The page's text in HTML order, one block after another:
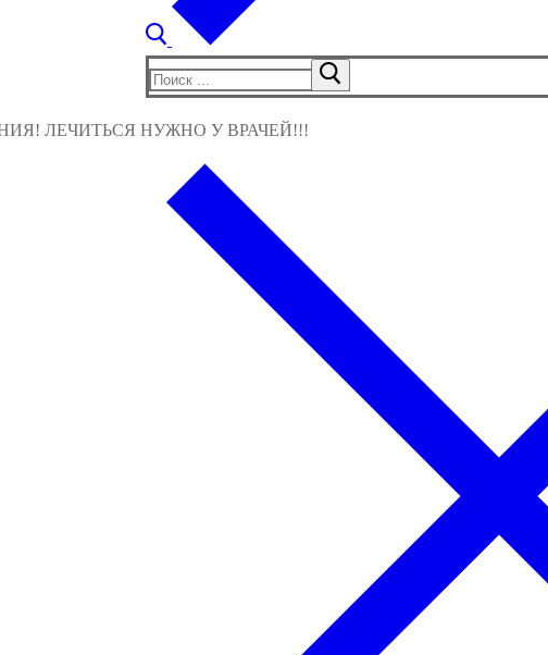
Найти:
ЛЕЧИТЬСЯ НУЖНО У ВРАЧЕЙ!!!